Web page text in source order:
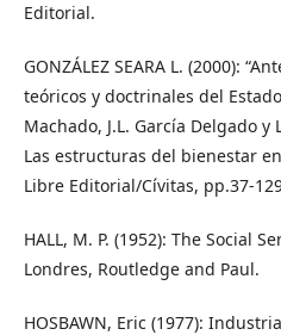
Editorial.
GONZÁLEZ SEARA L. (2000):
teóricos y doctrinales del
Machado, J.L. García Delgado y
Las estructuras del bienestar
Libre Editorial/Cívitas, pp.37-
HALL, M. P. (1952): The Social
Londres, Routledge and Paul.
HOSBAWN, Eric (1977):